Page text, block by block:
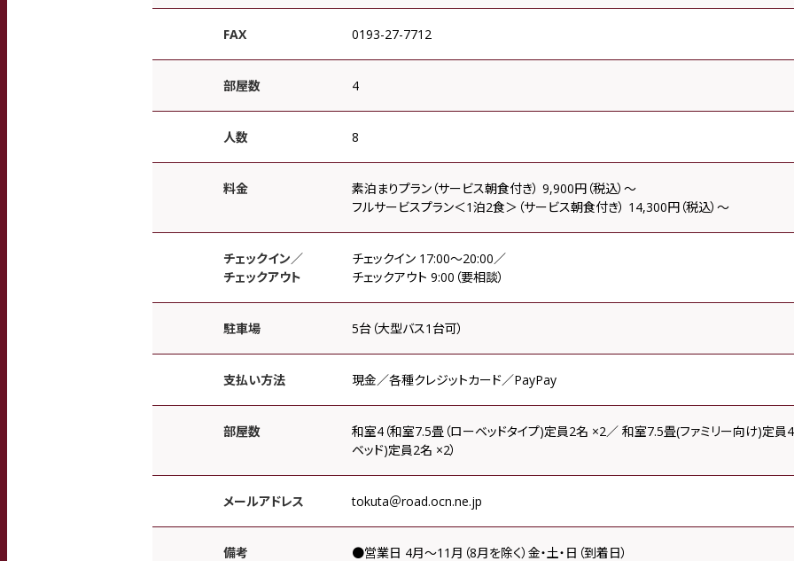
FAX 0193-27-7712
部屋数 4
人数 8
料金
素泊まりプラン（サービス朝食付き） 9,900円（税込）～
フルサービスプラン＜1泊2食＞（サービス朝食付き） 14,300円（税込）～
チェックイン／
チェックアウト
チェックイン 17:00～20:00／
チェックアウト 9:00（要相談）
駐車場 5台（大型バス1台可）
支払い方法 現金／各種クレジットカード／PayPay
部屋数
和室4（和室7.5畳（ローベッドタイプ)定員2名 ×2／ 和室7.5畳(ファミリー向け)定
ベッド)定員2名 ×2）
メールアドレス tokuta＠road.ocn.ne.jp
備考
●営業日 4月～11月（8月を除く）金・土・日（到着日）